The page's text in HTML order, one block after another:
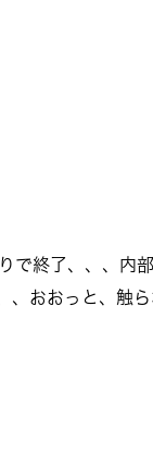
で終了、、、内
、おおっと、触ら